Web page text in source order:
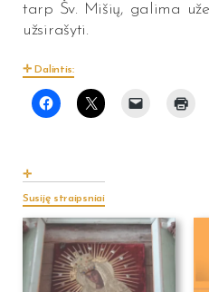
tarp Šv. Mišių, galima
užsirašyti.
Dalintis:
Susiję straipsniai